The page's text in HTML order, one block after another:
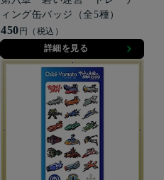
ィング缶バッジ（全5種）
450円（税込）
詳細を見る